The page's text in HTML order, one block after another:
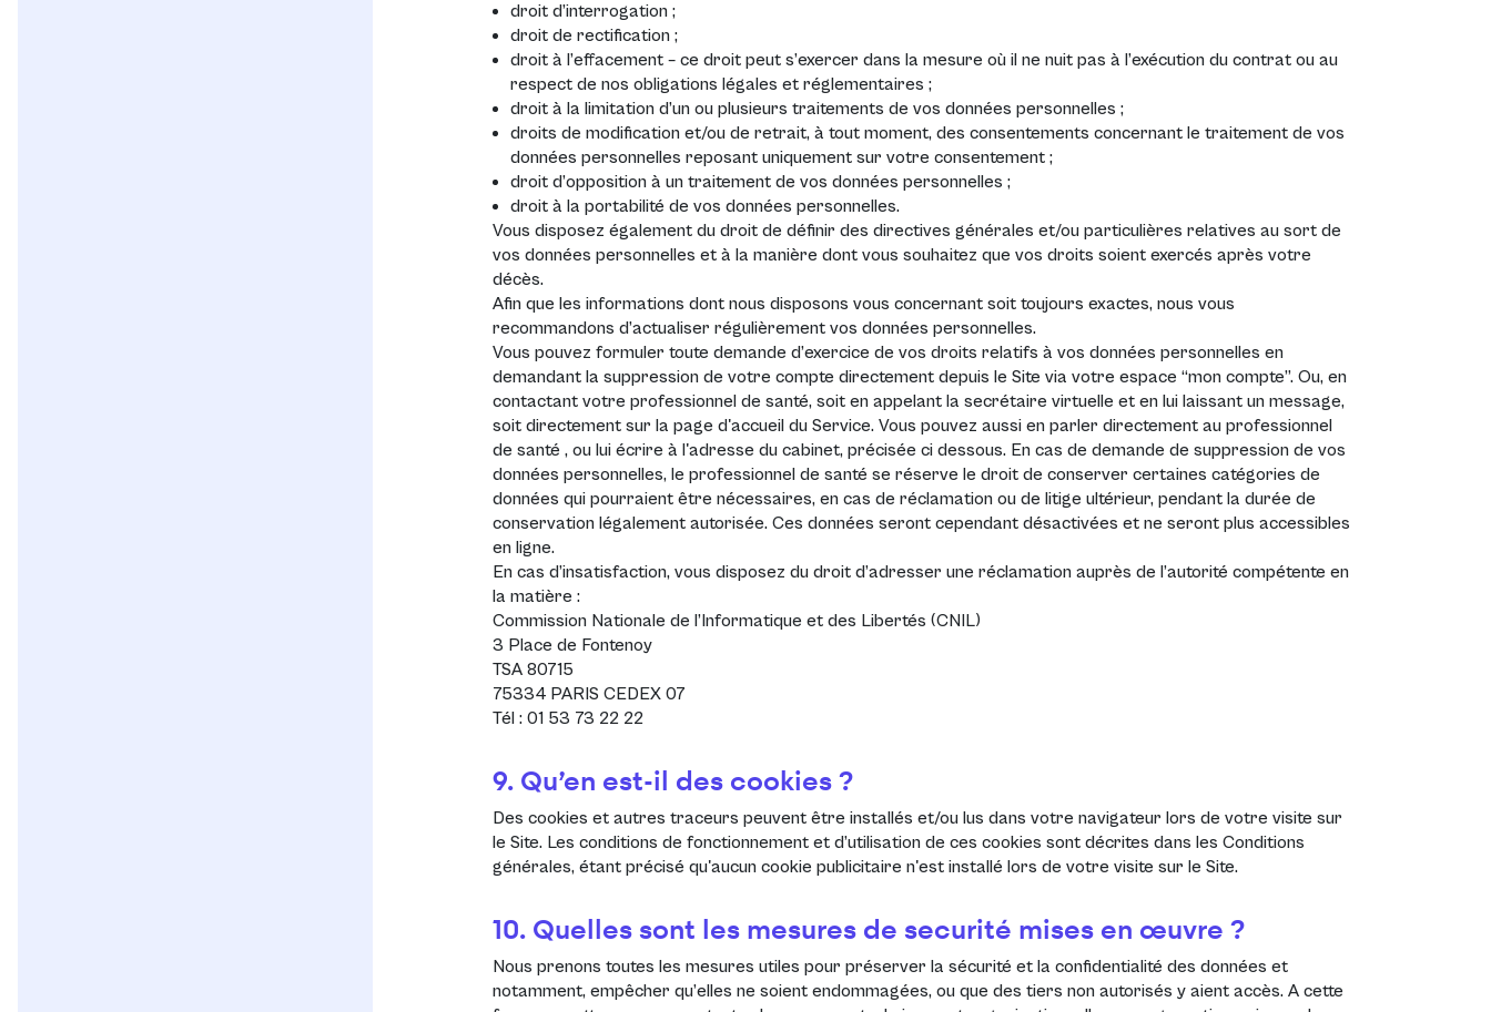
droit d’interrogation ;
droit de rectification ;
droit à l’effacement – ce droit peut s’exercer dans la mesure où il ne nuit pas à l’exécution du contrat ou au
respect de nos obligations légales et réglementaires ;
droit à la limitation d’un ou plusieurs traitements de vos données personnelles ;
droits de modification et/ou de retrait, à tout moment, des consentements concernant le traitement de vos
données personnelles reposant uniquement sur votre consentement ;
droit d’opposition à un traitement de vos données personnelles ;
droit à la portabilité de vos données personnelles.
Vous disposez également du droit de définir des directives générales et/ou particulières relatives au sort de
vos données personnelles et à la manière dont vous souhaitez que vos droits soient exercés après votre
décès.
Afin que les informations dont nous disposons vous concernant soit toujours exactes, nous vous
recommandons d’actualiser régulièrement vos données personnelles.
Vous pouvez formuler toute demande d’exercice de vos droits relatifs à vos données personnelles en
demandant la suppression de votre compte directement depuis le Site via votre espace “mon compte”. Ou, en
contactant votre professionnel de santé, soit en appelant la secrétaire virtuelle et en lui laissant un message,
soit directement sur la page d'accueil du Service. Vous pouvez aussi en parler directement au professionnel
de santé , ou lui écrire à l'adresse du cabinet, précisée ci dessous. En cas de demande de suppression de vos
données personnelles, le professionnel de santé se réserve le droit de conserver certaines catégories de
données qui pourraient être nécessaires, en cas de réclamation ou de litige ultérieur, pendant la durée de
conservation légalement autorisée. Ces données seront cependant désactivées et ne seront plus accessibles
en ligne.
En cas d’insatisfaction, vous disposez du droit d’adresser une réclamation auprès de l’autorité compétente en
la matière :
Commission Nationale de l’Informatique et des Libertés (CNIL)
3 Place de Fontenoy
TSA 80715
75334 PARIS CEDEX 07
Tél : 01 53 73 22 22
9. Qu’en est-il des cookies ?
Des cookies et autres traceurs peuvent être installés et/ou lus dans votre navigateur lors de votre visite sur
le Site. Les conditions de fonctionnement et d’utilisation de ces cookies sont décrites dans les Conditions
générales, étant précisé qu'aucun cookie publicitaire n'est installé lors de votre visite sur le Site.
10. Quelles sont les mesures de securité mises en œuvre ?
Nous prenons toutes les mesures utiles pour préserver la sécurité et la confidentialité des données et
notamment, empêcher qu’elles ne soient endommagées, ou que des tiers non autorisés y aient accès. A cette